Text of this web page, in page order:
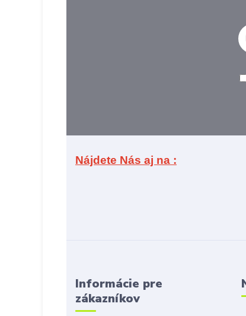
Nájdete Nás aj na :
Informácie pre
zákazníkov